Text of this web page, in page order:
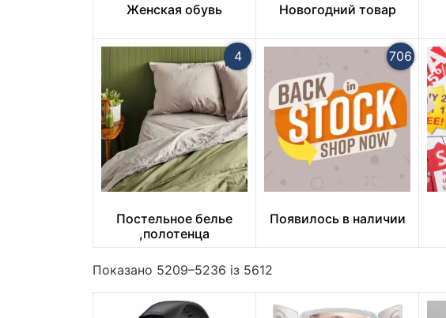
Женская обувь Новогодний товар
4
Постельное белье
,полотенца
706
Появилось в наличии
Показано 5209–5236 із 5612